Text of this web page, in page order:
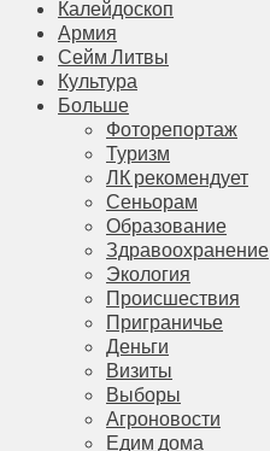
Калейдоскоп
Армия
Сейм Литвы
Культура
Больше
Фоторепортаж
Туризм
ЛК рекомендует
Сеньорам
Образование
Здравоохранение
Экология
Происшествия
Приграничье
Деньги
Визиты
Выборы
Агроновости
Едим дома